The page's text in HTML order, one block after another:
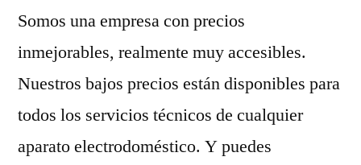
Somos una empresa con precios
inmejorables, realmente muy accesibles.
Nuestros bajos precios están disponibles para
todos los servicios técnicos de cualquier
aparato electrodoméstico. Y puedes